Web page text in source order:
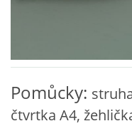
VÝTVARNÉ POMŮCKY
VÝTVARNÉ AKTIVITY -
Pomůcky:
čtvrtka A4,